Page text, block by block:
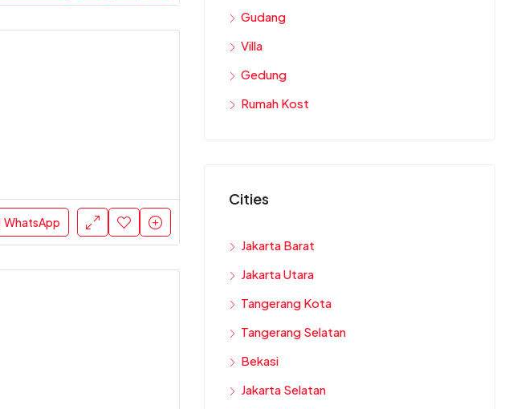
WhatsApp
Gudang
Villa
Gedung
Rumah Kost
Cities
Jakarta Barat
Jakarta Utara
Tangerang Kota
Tangerang Selatan
Bekasi
Jakarta Selatan